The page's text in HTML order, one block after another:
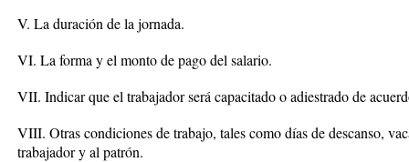
V. La duración de la jornada.
VI. La forma y el monto de pago del salario.
VII. Indicar que el trabajador será capacitado o adiestrado de
VIII. Otras condiciones de trabajo, tales como días de descanso,
trabajador y al patrón.